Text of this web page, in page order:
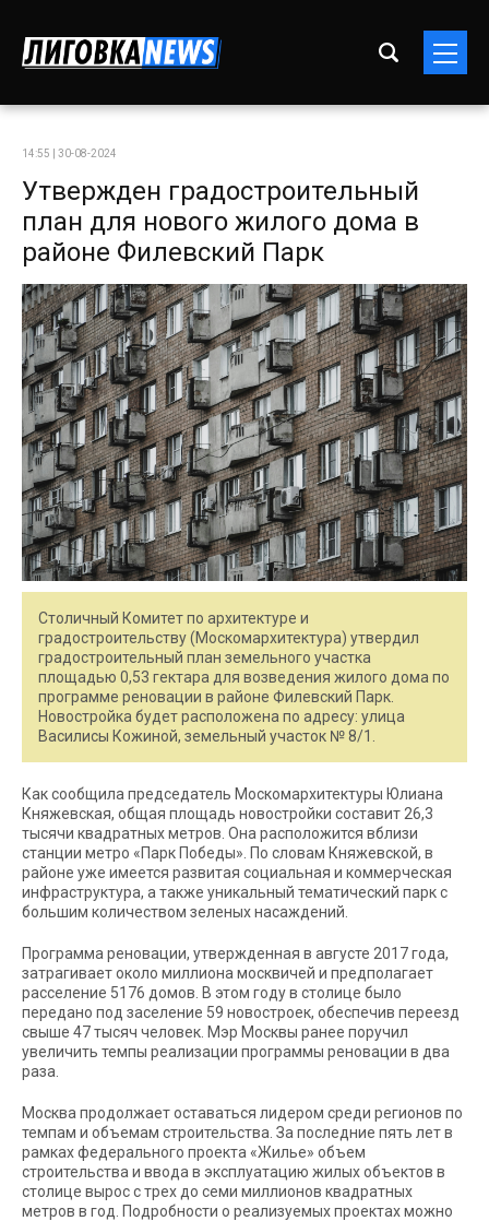
14:55 | 30-08-2024
Утвержден градостроительный
план для нового жилого дома в
районе Филевский Парк
Столичный Комитет по архитектуре и
градостроительству (Москомархитектура) утвердил
градостроительный план земельного участка
площадью 0,53 гектара для возведения жилого дома по
программе реновации в районе Филевский Парк.
Новостройка будет расположена по адресу: улица
Василисы Кожиной, земельный участок № 8/1.
Как сообщила председатель Москомархитектуры Юлиана
Княжевская, общая площадь новостройки составит 26,3
тысячи квадратных метров. Она расположится вблизи
станции метро «Парк Победы». По словам Княжевской, в
районе уже имеется развитая социальная и коммерческая
инфраструктура, а также уникальный тематический парк с
большим количеством зеленых насаждений.
Программа реновации, утвержденная в августе 2017 года,
затрагивает около миллиона москвичей и предполагает
расселение 5176 домов. В этом году в столице было
передано под заселение 59 новостроек, обеспечив переезд
свыше 47 тысяч человек. Мэр Москвы ранее поручил
увеличить темпы реализации программы реновации в два
раза.
Москва продолжает оставаться лидером среди регионов по
темпам и объемам строительства. За последние пять лет в
рамках федерального проекта «Жилье» объем
строительства и ввода в эксплуатацию жилых объектов в
столице вырос с трех до семи миллионов квадратных
метров в год. Подробности о реализуемых проектах можно